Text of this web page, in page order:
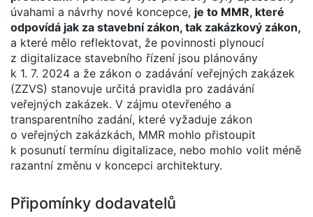
úvahami a návrhy nové koncepce, je to MMR, které
odpovídá jak za stavební zákon, tak zakázkový zákon,
a které mělo reflektovat, že povinnosti plynoucí
z digitalizace stavebního řízení jsou plánovány
k 1. 7. 2024 a že zákon o zadávání veřejných zakázek
(ZZVS) stanovuje určitá pravidla pro zadávání
veřejných zakázek. V zájmu otevřeného a
transparentního zadání, které vyžaduje zákon
o veřejných zakázkách, MMR mohlo přistoupit
k posunutí termínu digitalizace, nebo mohlo volit méně
razantní změnu v koncepci architektury.
Připomínky dodavatelů